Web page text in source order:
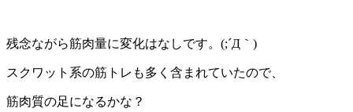
残念ながら筋肉量に変化はなしです。(;´Д｀)
スクワット系の筋トレも多く含まれていたので、
筋肉質の足になるかな？